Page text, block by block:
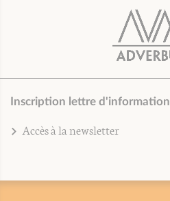
Inscription lettre d'information
Accès à la newsletter